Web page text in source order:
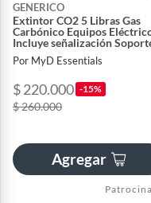
GENERICO
Extintor CO2 5 Libras Gas
Carbónico Equipos
Incluye señalización
Corneta
Por MyD Essentials
$ 220.000 -15%
$ 260.000
Agregar